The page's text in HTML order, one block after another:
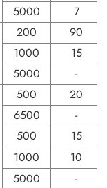
5000
7
200
90
1000
15
5000
-
500
20
6500
-
500
15
1000
10
5000
-